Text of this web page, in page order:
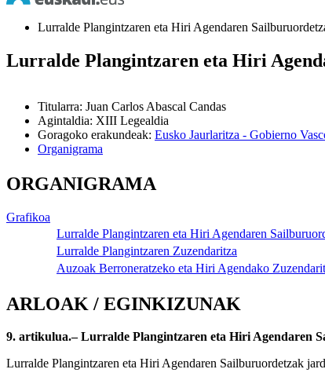
Lurralde Plangintzaren eta Hiri Agendaren
Lurralde Plangintzaren eta Hiri
Titularra: Juan Carlos Abascal Candas
Agintaldia: XIII Legealdia
Goragoko erakundeak: Eusko Jaurlaritza - Gobierno
Organigrama
ORGANIGRAMA
Grafikoa
Lurralde Plangintzaren eta Hiri Agendaren
Lurralde Plangintzaren Zuzendaritza
Auzoak Berroneratzeko eta Hiri Agendako
ARLOAK / EGINKIZUNAK
9. artikulua.– Lurralde Plangintzaren eta Hiri Agendaren
Lurralde Plangintzaren eta Hiri Agendaren Sailburuordetzak